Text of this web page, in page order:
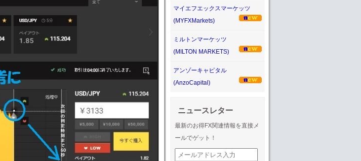
マイエフエックスマーケッツ
(MYFXMarkets)
ミルトンマーケッツ
(MILTON MARKETS)
アンゾーキャピタル
(AnzoCapital)
ニュースレター
最新のお得FX関連情報を直接メ
ールでゲット！